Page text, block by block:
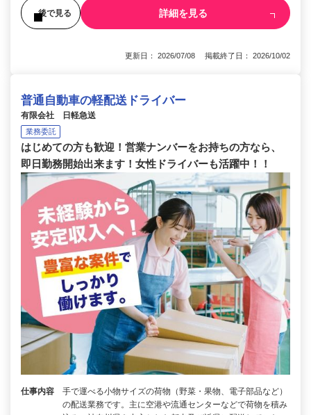
後で見る 詳細を見る
更新日： 2026/07/08 掲載終了日： 2026/10/02
普通自動車の軽配送ドライバー
有限会社 日軽急送
業務委託
はじめての方も歓迎！営業ナンバーをお持ちの方なら、
即日勤務開始出来ます！女性ドライバーも活躍中！！
仕事内容
手で運べる小物サイズの荷物（野菜・果物、電子部品など）
の配送業務です。主に空港や流通センターなどで荷物を積み